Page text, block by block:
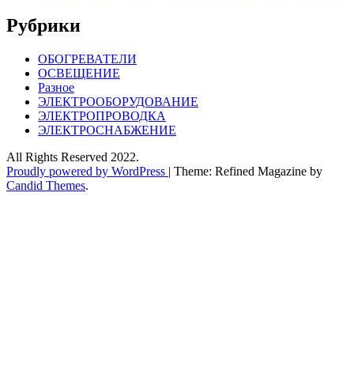
Рубрики
ОБОГРЕВАТЕЛИ
ОСВЕЩЕНИЕ
Разное
ЭЛЕКТРООБОРУДОВАНИЕ
ЭЛЕКТРОПРОВОДКА
ЭЛЕКТРОСНАБЖЕНИЕ
All Rights Reserved 2022.
Proudly powered by WordPress | Theme: Refined Magazine by
Candid Themes.